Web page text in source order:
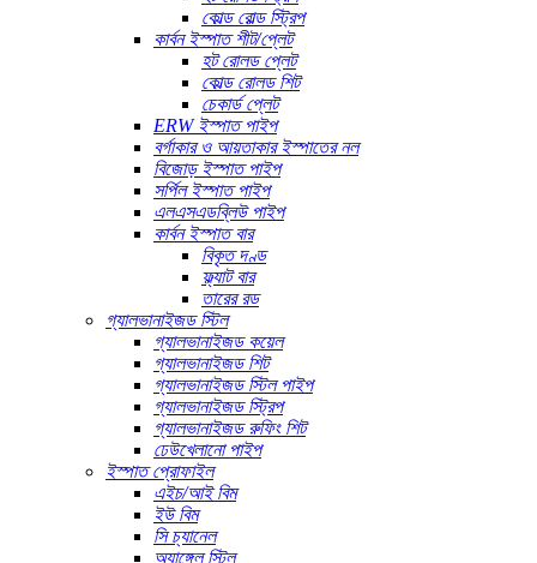
কোল্ড রোল্ড স্ট্রিপ
কার্বন ইস্পাত শীট/প্লেট
হট রোলড প্লেট
কোল্ড রোলড শিট
চেকার্ড প্লেট
ERW ইস্পাত পাইপ
বর্গাকার ও আয়তাকার ইস্পাতের নল
বিজোড় ইস্পাত পাইপ
সর্পিল ইস্পাত পাইপ
এলএসএডব্লিউ পাইপ
কার্বন ইস্পাত বার
বিকৃত দণ্ড
ফ্ল্যাট বার
তারের রড
গ্যালভানাইজড স্টিল
গ্যালভানাইজড কয়েল
গ্যালভানাইজড শিট
গ্যালভানাইজড স্টিল পাইপ
গ্যালভানাইজড স্ট্রিপ
গ্যালভানাইজড রুফিং শিট
ঢেউখেলানো পাইপ
ইস্পাত প্রোফাইল
এইচ/আই বিম
ইউ বিম
সি চ্যানেল
অ্যাঙ্গেল স্টিল